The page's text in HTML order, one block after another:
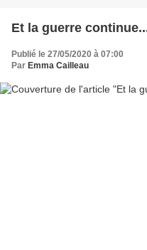
Et la guerre
Publié le 27/05/2020 à 07:00
Par Emma Cailleau